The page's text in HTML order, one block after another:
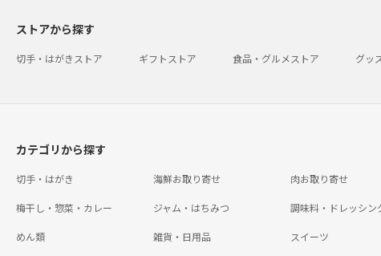
ストアから探す
切手・はがきストア ギフトストア 食品・グルメストア グッ
カテゴリから探す
切手・はがき 海鮮お取り寄せ 肉お取り寄せ
梅干し・惣菜・カレー ジャム・はちみつ 調味料・ドレッシン
めん類 雑貨・日用品 スイーツ